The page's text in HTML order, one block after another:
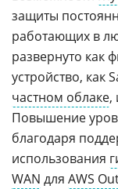
защиты
работающих в
развернуто как
устройство, как
частном облаке,
Повышение
благодаря
использования
WAN для AWS